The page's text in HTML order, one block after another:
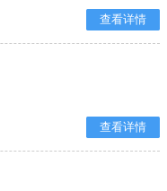
查看详情
查看详情